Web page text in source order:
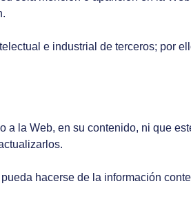
e industrial de terceros; por
a la Web, en su contenido, ni que
hacerse de la información